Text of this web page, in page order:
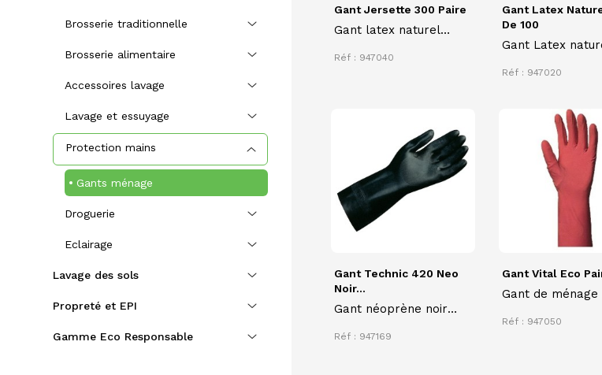
Brosserie traditionnelle
Brosserie alimentaire
Accessoires lavage
Lavage et essuyage
Protection mains
Gants ménage
Droguerie
Eclairage
Lavage des sols
Propreté et EPI
Gamme Eco Responsable
Gant Jersette 300 Paire
Gant latex naturel
intérieure support
Réf : 947040
Gant Latex
De 100
Gant Latex
Réf : 947020
Gant Technic 420 Neo
Noir...
Gant néoprène noir
protection chimique
Réf : 947169
Gant Vital Eco
Gant de ménage
Réf : 947050